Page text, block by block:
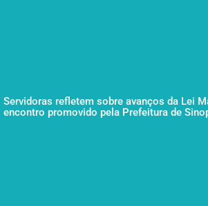
Servidoras refletem sobre avanços da Lei
encontro promovido pela Prefeitura de